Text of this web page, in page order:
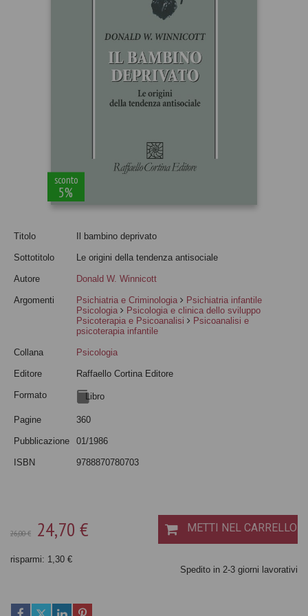
sconto
5%
Titolo Il bambino deprivato
Sottotitolo Le origini della tendenza antisociale
Autore Donald W. Winnicott
Argomenti Psichiatria e Criminologia
Psichiatria infantile
Psicologia
Psicologia e clinica dello sviluppo
Psicoterapia e Psicoanalisi
Psicoanalisi e
psicoterapia infantile
Collana Psicologia
Editore Raffaello Cortina Editore
Formato Libro
Pagine 360
Pubblicazione 01/1986
ISBN 9788870780703
26,00 € 24,70 € METTI NEL CARRELLO
risparmi: 1,30 €
Spedito in 2-3 giorni lavorativi